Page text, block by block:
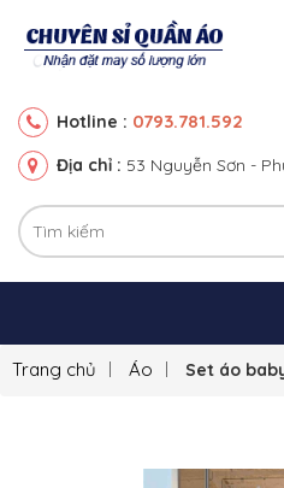
Hotline : 0793.781.592
Địa chỉ : 53 Nguyễn Sơn -
Trang chủ Áo Set áo